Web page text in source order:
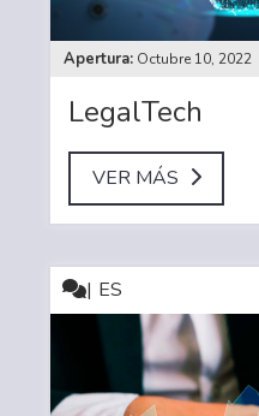
Octubre 10, 2022
LegalTech
VER MÁS
ES